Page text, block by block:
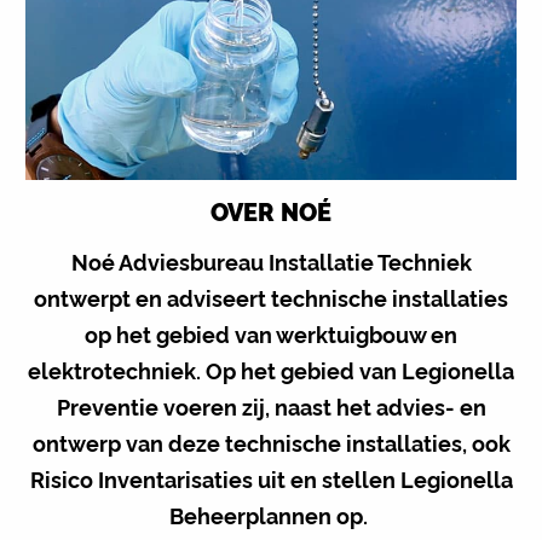
OVER NOÉ
Noé Adviesbureau Installatie Techniek
ontwerpt en adviseert technische installaties
op het gebied van werktuigbouw en
elektrotechniek. Op het gebied van Legionella
Preventie voeren zij, naast het advies- en
ontwerp van deze technische installaties, ook
Risico Inventarisaties uit en stellen Legionella
Beheerplannen op.